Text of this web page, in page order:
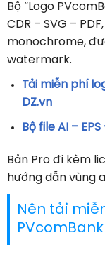
Bộ “Logo
CDR – SVG –
monochrome,
watermark.
Tải miễn phí
DZ.vn
Bộ file AI –
Bản Pro đi kèm
hướng dẫn vùng
Nên tải